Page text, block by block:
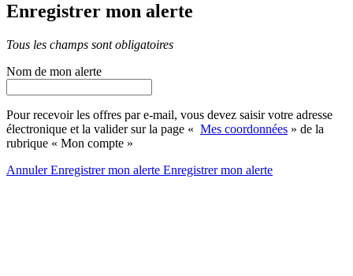
Enregistrer mon alerte
Tous les champs sont obligatoires
Nom de mon alerte
Pour recevoir les offres par e-mail, vous devez saisir votre adresse
électronique et la valider sur la page « Mes coordonnées » de la
rubrique « Mon compte »
AnnulerEnregistrer mon alerte Enregistrermon alerte